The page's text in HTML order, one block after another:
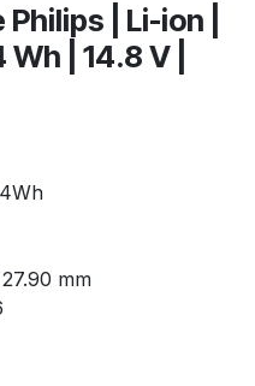
| Li-ion |
| 14.8 V |
mm